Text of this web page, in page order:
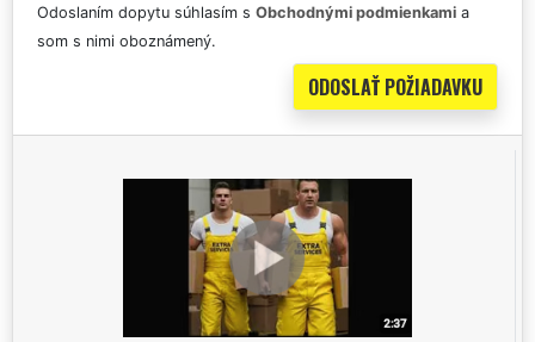
Odoslaním dopytu súhlasím s Obchodnými podmienkami a
som s nimi oboznámený.